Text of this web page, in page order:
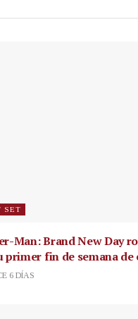
SET
Man: Brand New Day
primer fin de semana de
6 DÍAS